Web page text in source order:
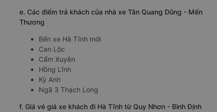
e. Các điểm trả khách của nhà xe Tân Quang Dũng - Mến
Thương
Bến xe Hà Tĩnh mới
Can Lộc
Cẩm Xuyên
Hồng Lĩnh
Kỳ Anh
Ngã 3 Thạch Long
f. Giá vé giá xe khách đi Hà Tĩnh từ Quy Nhơn - Bình Định